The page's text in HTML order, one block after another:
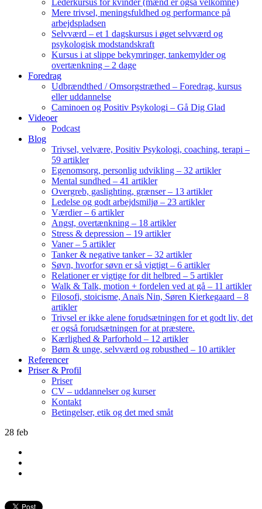
Lederkursus for kvinder (mænd er også velkomne)
Mere trivsel, meningsfuldhed og performance på
arbejdspladsen
Selvværd – et 1 dagskursus i øget selvværd og
psykologisk modstandskraft
Kursus i at slippe bekymringer, tankemylder og
overtænkning – 2 dage
Foredrag
Udbrændthed / Omsorgstræthed – Foredrag, kursus
eller uddannelse
Caminoen og Positiv Psykologi – Gå Dig Glad
Videoer
Podcast
Blog
Trivsel, velvære, Positiv Psykologi, coaching, terapi –
59 artikler
Egenomsorg, personlig udvikling – 32 artikler
Mental sundhed – 41 artikler
Overgreb, gaslighting, grænser – 13 artikler
Ledelse og godt arbejdsmiljø – 23 artikler
Værdier – 6 artikler
Angst, overtænkning – 18 artikler
Stress & depression – 19 artikler
Vaner – 5 artikler
Tanker & negative tanker – 32 artikler
Søvn, hvorfor søvn er så vigtigt – 6 artikler
Relationer er vigtige for dit helbred – 5 artikler
Walk & Talk, motion + fordelen ved at gå – 11 artikler
Filosofi, stoicisme, Anaïs Nin, Søren Kierkegaard – 8
artikler
Trivsel er ikke alene forudsætningen for et godt liv, det
er også forudsætningen for at præstere.
Kærlighed & Parforhold – 12 artikler
Børn & unge, selvværd og robusthed – 10 artikler
Referencer
Priser & Profil
Priser
CV – uddannelser og kurser
Kontakt
Betingelser, etik og det med småt
28 feb